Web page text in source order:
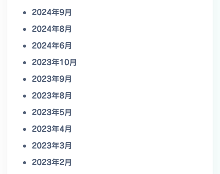
2024年9月
2024年8月
2024年6月
2023年10月
2023年9月
2023年8月
2023年5月
2023年4月
2023年3月
2023年2月